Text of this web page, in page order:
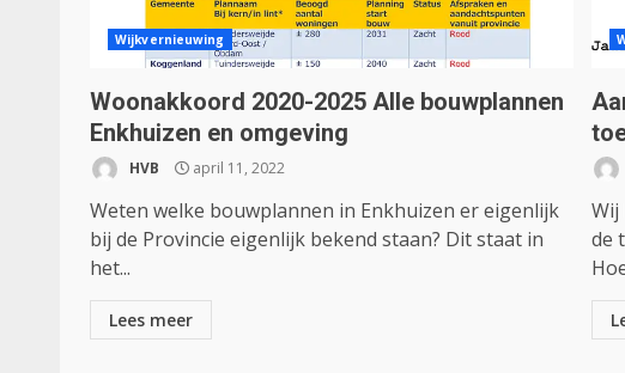
Wijkvernieuwing
Woonakkoord 2020-2025 Alle bouwplannen
Enkhuizen en omgeving
HVB april 11, 2022
Weten welke bouwplannen in Enkhuizen er eigenlijk
bij de Provincie eigenlijk bekend staan? Dit staat in
het...
Lees meer
de